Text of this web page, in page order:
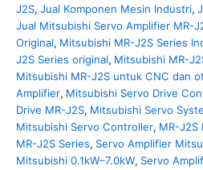
J2S, Jual Komponen Mesin Industri,
Jual Mitsubishi Servo Amplifier MR-
Original, Mitsubishi MR-J2S Series
J2S Series original, Mitsubishi MR-
Mitsubishi MR-J2S untuk CNC dan
Amplifier, Mitsubishi Servo Drive
Drive MR-J2S, Mitsubishi Servo
Mitsubishi Servo Controller, MR-J2S
MR-J2S Series, Servo Amplifier
Mitsubishi 0.1kW–7.0kW, Servo